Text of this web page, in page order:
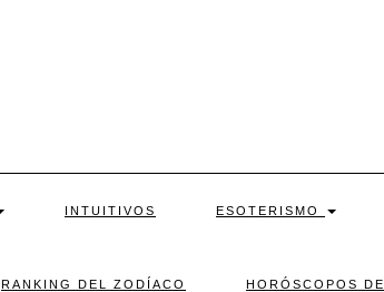
INTUITIVOS ESOTERISMO
RANKING DEL ZODÍACO HORÓSCOPOS